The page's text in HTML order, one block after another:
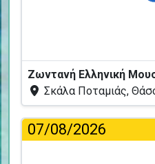
Σκάλα Ποταμιάς,
07/08/2026